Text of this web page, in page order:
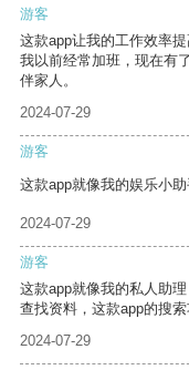
游客
这款app让我的工作效率
我以前经常加班，现在有
伴家人。
2024-07-29
游客
这款app就像我的娱乐小
2024-07-29
游客
这款app就像我的私人助
查找资料，这款app的搜
2024-07-29